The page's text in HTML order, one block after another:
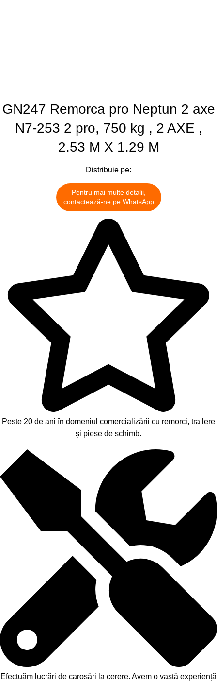
GN247 Remorca pro Neptun 2 axe
N7-253 2 pro, 750 kg , 2 AXE ,
2.53 M X 1.29 M
Distribuie pe:
Pentru mai multe detalii,
contactează-ne pe WhatsApp
Peste 20 de ani în domeniul comercializării cu remorci, trailere
și piese de schimb.
Efectuăm lucrări de carosări la cerere. Avem o vastă experiență